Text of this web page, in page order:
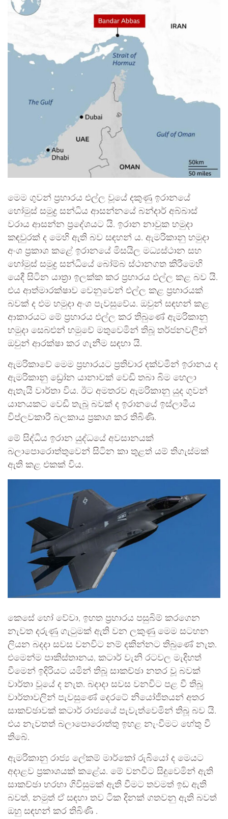
මෙම ගුවන් ප්‍රහාරය එල්ල වූයේ දකුණු ඉරානයේ
හෝමුස් සමුද්‍ර සන්ධිය ආසන්නයේ බන්දාර් අබ්බාස්
වරාය ආසන්න ප්‍රදේශයට යි. ඉරාන නාවුක හමුදා
කඳවුරක් ද මෙහි ඇති බව සඳහන් ය. ඇමරිකානු හමුදා
අංශ ප්‍රකාශ කළේ ඉරානයේ මිසයිල මධ්‍යස්ථාන සහ
හෝමුස් සමුද්‍ර සන්ධියේ බෝම්බ ස්ථානගත කිරීමෙහි
යෙදී සිටින යාත්‍රා ඉලක්ක කර ප්‍රහාරය එල්ල කළ බව යි.
එය ආත්මාරක්ෂාව වෙනුවෙන් එල්ල කළ ප්‍රහාරයක්
බවක් ද එම හමුදා අංශ පැවසුවේය. ඔවුන් සඳහන් කළ
ආකාරයට මේ ප්‍රහාරය එල්ල කර තිබුණේ ඇමරිකානු
හමුදා සෙබළුන් හමුවේ මතුවෙමින් තිබූ තර්ජනවලින්
ඔවුන් ආරක්ෂා කර ගැනීම සඳහා යි.
ඇමරිකාවේ මෙම ප්‍රහාරයට ප්‍රතිචාර දක්වමින් ඉරානය ද
ඇමරිකානු ඩ්‍රෝන යානාවක් වෙඩි තබා බිම හෙලා
ඇතැයි වාර්තා විය. ඊට අමතරව ඇමරිකානු යුද ගුවන්
යානයකට වෙඩි තැබූ බවක් ද ඉරානයේ ඉස්ලාමීය
විප්ලවකාරී බලකාය ප්‍රකාශ කර තිබිණි.
මේ සිද්ධිය ඉරාන යුද්ධයේ අවසානයක්
බලාපොරොත්තුවෙන් සිටින කා තුළත් යම් තිගැස්මක්
ඇති කළ එකක් විය.
කෙසේ හෝ වේවා, ඉහත ප්‍රහාරය පසුබිම් කරගෙන
නැවත දරුණු ගැටුමක් ඇති වන ලකුණු මෙම සටහන
ලියන බදදා සවස වනවිට නම් දකින්නට තිබුණේ නැත.
එමෙන්ම පාකිස්තානය, කටාර් වැනි රටවල මැදිහත්
වීමෙන් ඉදිරියට යමින් තිබූ සාකච්ඡා නතර වූ බවක්
වාර්තා වූයේ ද නැත. බදාදා සවස වනවිට පළ වී තිබූ
වාර්තාවලින් පැවසුණේ දෙරටේ නියෝජිතයන් අතර
සාකච්ඡාවක් කටාර් රාජ්‍යයේ පැවැත්වෙමින් තිබූ බව යි.
එය නැවතත් බලාපොරොත්තු ඉහළ නැංවීමට හේතු වී
තිබේ.
ඇමරිකානු රාජ්‍ය ලේකම් මාර්කෝ රුබියෝ ද මෙයට
අදාළව ප්‍රකාශයක් කළේය. මේ වනවිට සිදුවෙමින් ඇති
සාකච්ඡා හරහා ගිවිසුමක් ඇති වීමට තවමත් ඉඩ ඇති
බවත්, නමුත් ඒ සඳහා තව ටික දිනක් ගතවනු ඇති බවත්
ඔහු සඳහන් කර තිබිණි .